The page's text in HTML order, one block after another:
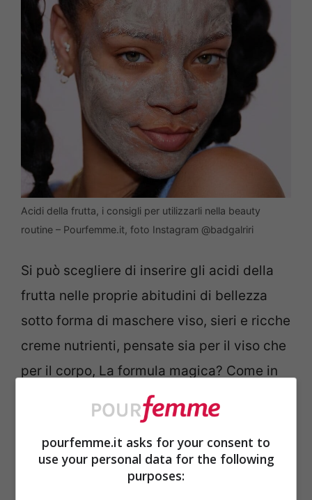
Acidi della frutta, i consigli per utilizzarli nella beauty
routine – Pourfemme.it, foto Instagram @badgalriri
Si può scegliere di inserire gli acidi della
frutta nelle proprie abitudini di bellezza
sotto forma di maschere viso, sieri e ricche
creme nutrienti, pensate sia per il viso che
per il corpo, La formula magica? Come in
tutte le cose, d’altronde, la
primi effetti possono risultare riscontrabili
sin dalle primissime applicazioni, ma sarà
la continuità a fare la netta differenza.
pourfemme.it asks for your consent to
use your personal data for the following
purposes: